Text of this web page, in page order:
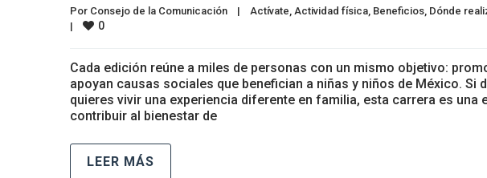
Por Consejo de la Comunicación | Actívate, Actividad física, Beneficios, Dónde
|
0
Cada edición reúne a miles de personas con un mismo objetivo:
apoyan causas sociales que benefician a niñas y niños de México.
quieres vivir una experiencia diferente en familia, esta carrera es una
contribuir al bienestar de
LEER MÁS